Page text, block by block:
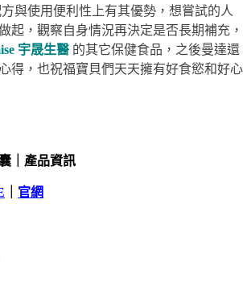
與使用便利性上有其優勢，想嘗試的人
起，觀察自身情況再決定是否長期補充，
宇晟生醫 的其它保健食品，之後曼達還
得，也祝福寶貝們天天擁有好食慾和好心
｜產品資訊
官網